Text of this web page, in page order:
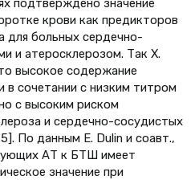
подтверждено значение
крови как предикторов
для больных сердечно-
и атеросклерозом. Так X.
высокое содержание
сочетании с низким титром
с высоким риском
и сердечно-сосудистых
По данным E. Dulin и соавт.,
АТ к БТШ имеет
значение при